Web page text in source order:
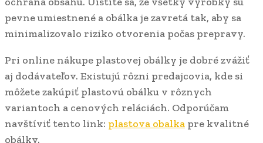
pevne umiestnené a obálka je zavretá tak, aby sa
minimalizovalo riziko otvorenia počas prepravy.
Pri online nákupe plastovej obálky je dobré zvážiť
aj dodávateľov. Existujú rôzni predajcovia, kde si
môžete zakúpiť plastovú obálku v rôznych
variantoch a cenových reláciách. Odporúčam
navštíviť tento link: plastova obalka pre kvalitné
obálky.